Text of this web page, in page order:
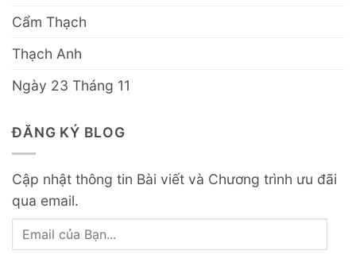
Cẩm Thạch
Thạch Anh
Ngày 23 Tháng 11
ĐĂNG KÝ BLOG
Cập nhật thông tin Bài viết và Chương trình ưu đãi
qua email.
Email
của